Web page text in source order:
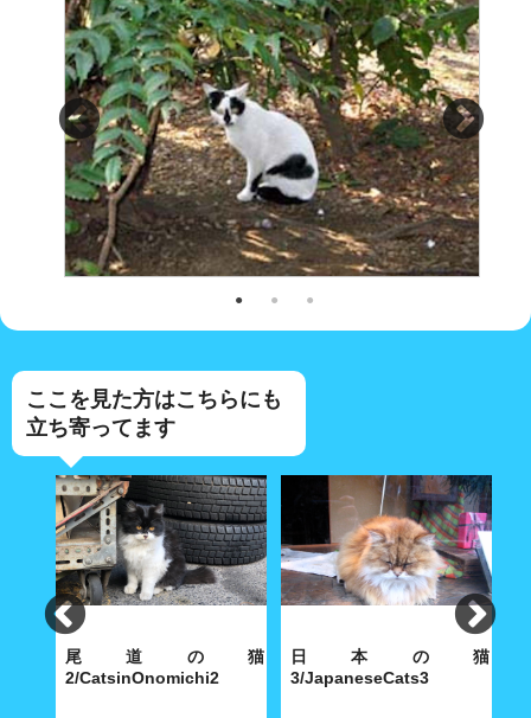
ここを見た方はこちらにも
立ち寄ってます
尾道の猫
2/CatsinOnomichi2
日本の猫
3/JapaneseCats3